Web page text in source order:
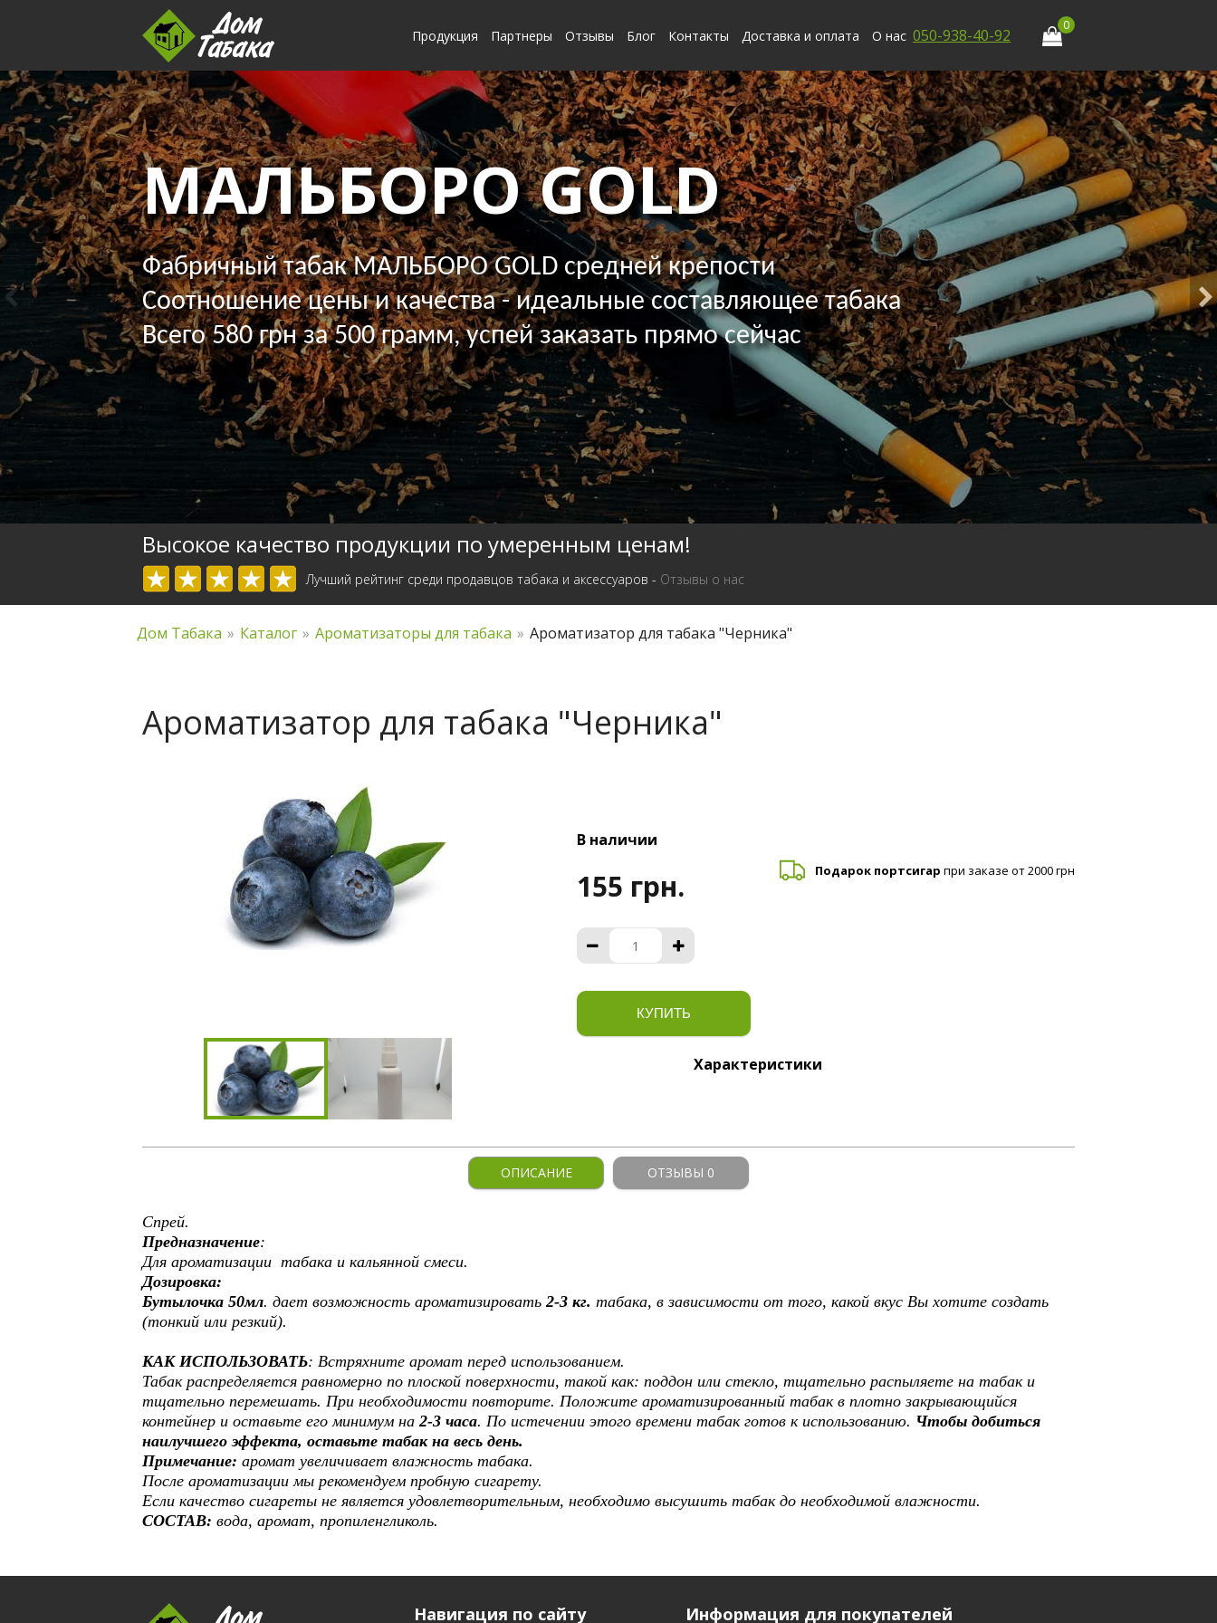
Продукция Партнеры Отзывы Блог Контакты Доставка и оплата О нас 050-938-40-92
0
МАЛЬБОРО GOLD
Фабричный табак МАЛЬБОРО GOLD средней крепости
Соотношение цены и качества - идеальные составляющее табака
Всего 580 грн за 500 грамм, успей заказать прямо сейчас
Высокое качество продукции по умеренным ценам!
Лучший рейтинг среди продавцов табака и аксессуаров - Отзывы о нас
Дом Табака » Каталог » Ароматизаторы для табака » Ароматизатор для табака "Черника"
Ароматизатор для табака "Черника"
В наличии
155 грн. Подарок портсигар при заказе от 2000 грн
КУПИТЬ
Характеристики
ОПИСАНИЕ ОТЗЫВЫ 0
Спрей.
Предназначение:
Для ароматизации табака и кальянной смеси.
Дозировка:
Бутылочка 50мл. дает возможность ароматизировать2-3 кг. табака, в зависимости от того, какой вкус Вы хотите создать
(тонкий или резкий).
КАК ИСПОЛЬЗОВАТЬ: Встряхните аромат перед использованием.
Табак распределяется равномерно по плоской поверхности, такой как: поддон или стекло, тщательно распыляете на табак и
тщательно перемешать. При необходимости повторите. Положите ароматизированный табак в плотно закрывающийся
контейнер и оставьте его минимум на2-3 часа. По истечении этого времени табак готов к использованию. Чтобы добиться
наилучшего эффекта, оставьте табак на весь день.
Примечание: аромат увеличивает влажность табака.
После ароматизации мы рекомендуем пробную сигарету.
Если качество сигареты не является удовлетворительным, необходимо высушить табак до необходимой влажности.
СОСТАВ: вода, аромат, пропиленгликоль.
Навигация по сайту Информация для покупателей